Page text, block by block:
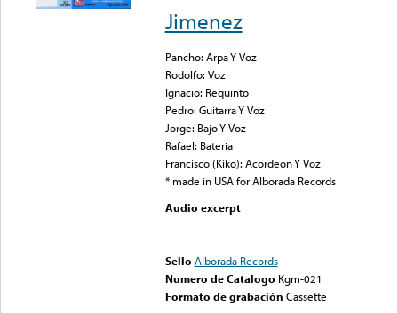
Jimenez
Pancho: Arpa Y Voz
Rodolfo: Voz
Ignacio: Requinto
Pedro: Guitarra Y Voz
Jorge: Bajo Y Voz
Rafael: Bateria
Francisco (Kiko): Acordeon Y Voz
* made in USA for Alborada Records
Audio excerpt
Sello Alborada Records
Numero de Catalogo Kgm-021
Formato de grabación Cassette